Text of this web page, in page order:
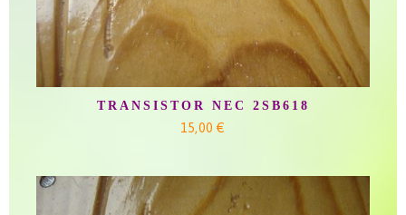
TRANSISTOR NEC 2SB618
15,00 €